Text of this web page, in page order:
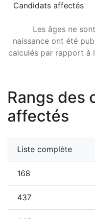
Les âges ne
naissance ont été
calculés par rapport à
Candidats affectés
Rangs des
affectés
Liste complète
168
437